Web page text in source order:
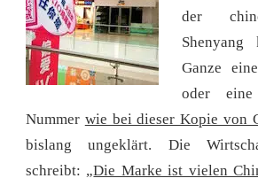
der
Ganze
oder eine
Nummer wie bei dieser Kopie von
bislang ungeklärt. Die
schreibt: „Die Marke ist vielen